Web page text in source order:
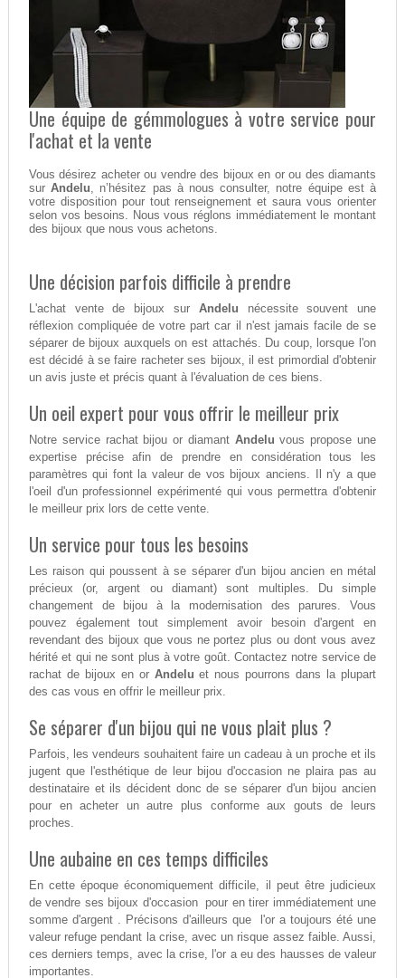
Une équipe de gémmologues à votre service pour
l'achat et la vente
Vous désirez acheter ou vendre des bijoux en or ou des diamants
surAndelu, n’hésitez pas à nous consulter, notre équipe est à
votre disposition pour tout renseignement et saura vous orienter
selon vos besoins. Nous vous réglons immédiatement le montant
des bijoux que nous vous achetons.
Une décision parfois difficile à prendre
L'achat vente de bijoux sur Andelu nécessite souvent une
réflexion compliquée de votre part car il n'est jamais facile de se
séparer de bijoux auxquels on est attachés. Du coup, lorsque l'on
est décidé à se faire racheter ses bijoux, il est primordial d'obtenir
un avis juste et précis quant à l'évaluation de ces biens.
Un oeil expert pour vous offrir le meilleur prix
Notre service rachat bijou or diamant Andelu vous propose une
expertise précise afin de prendre en considération tous les
paramètres qui font la valeur de vos bijoux anciens. Il n'y a que
l'oeil d'un professionnel expérimenté qui vous permettra d'obtenir
le meilleur prix lors de cette vente.
Un service pour tous les besoins
Les raison qui poussent à se séparer d'un bijou ancien en métal
précieux (or, argent ou diamant) sont multiples. Du simple
changement de bijou à la modernisation des parures. Vous
pouvez également tout simplement avoir besoin d'argent en
revendant des bijoux que vous ne portez plus ou dont vous avez
hérité et qui ne sont plus à votre goût. Contactez notre service de
rachat de bijoux en or Andelu et nous pourrons dans la plupart
des cas vous en offrir le meilleur prix.
Se séparer d'un bijou qui ne vous plait plus ?
Parfois, les vendeurs souhaitent faire un cadeau à un proche et ils
jugent que l'esthétique de leur bijou d'occasion ne plaira pas au
destinataire et ils décident donc de se séparer d'un bijou ancien
pour en acheter un autre plus conforme aux gouts de leurs
proches.
Une aubaine en ces temps difficiles
En cette époque économiquement difficile, il peut être judicieux
de vendre ses bijoux d'occasion pour en tirer immédiatement une
somme d'argent . Précisons d'ailleurs que l'or a toujours été une
valeur refuge pendant la crise, avec un risque assez faible. Aussi,
ces derniers temps, avec la crise, l'or a eu des hausses de valeur
importantes.